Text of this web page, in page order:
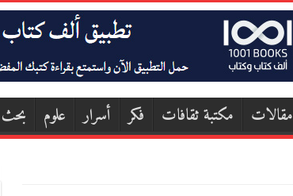
مقالات مكتبة ثقافات فكر أسرار علوم بحث